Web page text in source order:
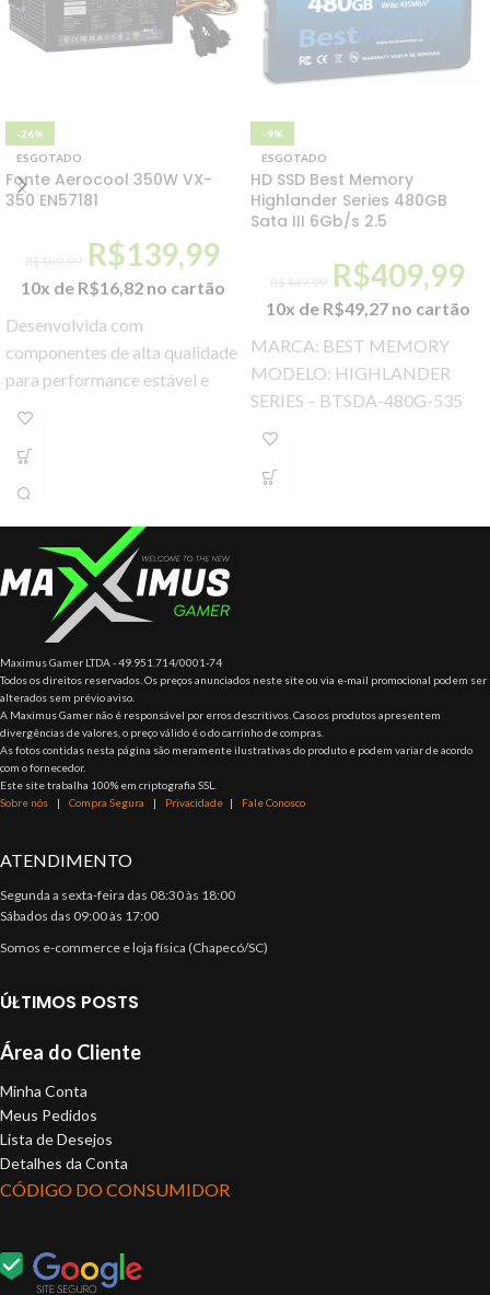
-26%
ESGOTADO
Fonte Aerocool 350W VX-
350 EN57181
R$189,99 R$139,99
10x de R$16,82 no cartão
Desenvolvida com
componentes de alta qualidade
para performance estável e
confiável.
-9%
ESGOTADO
HD SSD Best Memory
Highlander Series 480GB
Sata III 6Gb/s 2.5
R$449,99 R$409,99
10x de R$49,27 no cartão
MARCA: BEST MEMORY
MODELO: HIGHLANDER
SERIES – BTSDA-480G-535
Ssd Best Memory Highlander
Grav. 435 Mb/s,
Maximus Gamer LTDA - 49.951.714/0001-74
Todos os direitos reservados. Os preços anunciados neste site ou via e-mail promocional podem ser
alterados sem prévio aviso.
A Maximus Gamer não é responsável por erros descritivos. Caso os produtos apresentem
divergências de valores, o preço válido é o do carrinho de compras.
As fotos contidas nesta página são meramente ilustrativas do produto e podem variar de acordo
com o fornecedor.
Este site trabalha 100% em criptografia SSL.
Sobre nós | Compra Segura | Privacidade | Fale Conosco
ATENDIMENTO
Segunda a sexta-feira das 08:30 às 18:00
Sábados das 09:00 às 17:00
Somos e-commerce e loja física (Chapecó/SC)
ÚLTIMOS POSTS
Área do Cliente
Minha Conta
Meus Pedidos
Lista de Desejos
Detalhes da Conta
CÓDIGO DO CONSUMIDOR